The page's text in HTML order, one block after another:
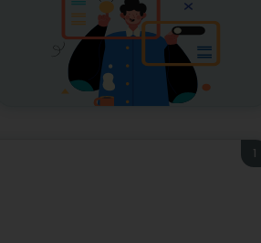
1